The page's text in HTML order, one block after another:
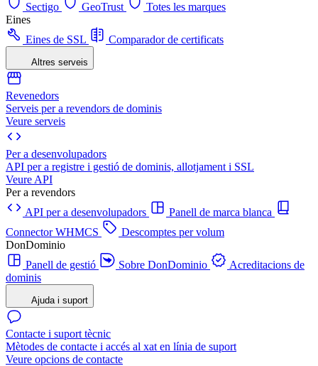
Sectigo
GeoTrust
Totes les marques
Eines
Eines de SSL
Comparador de certificats
Altres serveis
Revenedors
Serveis per a revendors de dominis
Veure serveis
Per a desenvolupadors
API per a registre i gestió de dominis, allotjament i SSL
Veure API
Per a revendors
API per a desenvolupadors
Panell de marca blanca
Connector WHMCS
Descomptes per volum
DonDominio
Panell de gestió
Sobre DonDominio
Acreditacions de
dominis
Ajuda i suport
Contacte i suport tècnic
Mètodes de contacte i accés al xat en línia de suport
Veure opcions de contacte